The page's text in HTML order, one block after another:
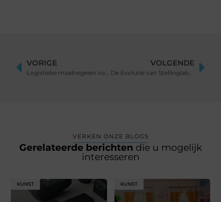
VORIGE
Logistieke maatregelen voor een groenere toekomst
VOLGENDE
De Evolutie van Stellinglabels: Van Handgeschreven tot Digitaal
VERKEN ONZE BLOGS
Gerelateerde berichten die u mogelijk
interesseren
KUNST KUNST